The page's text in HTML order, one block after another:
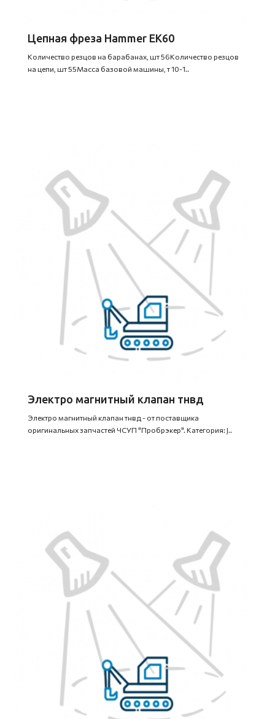
Цепная фреза Hammer EK60
Количество резцов на барабанах, шт 56Количество резцов
на цепи, шт 55Масса базовой машины, т 10-1..
Электро магнитный клапан тнвд
Электро магнитный клапан тнвд - от поставщика
оригинальных запчастей ЧСУП "Пробрэкер". Категория: J..